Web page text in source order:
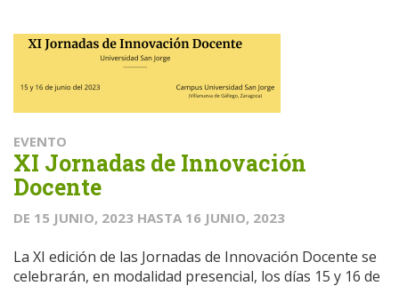
EVENTO
XI Jornadas de Innovación
Docente
DE 15 JUNIO, 2023 HASTA 16 JUNIO, 2023
La XI edición de las Jornadas de Innovación Docente se
celebrarán, en modalidad presencial, los días 15 y 16 de